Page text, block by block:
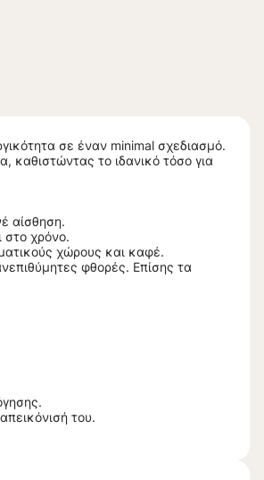
σε έναν minimal σχεδιασμό.
καθιστώντας το ιδανικό τόσο για
αίσθηση.
στο χρόνο.
χώρους και καφέ.
φθορές. Επίσης τα
του.